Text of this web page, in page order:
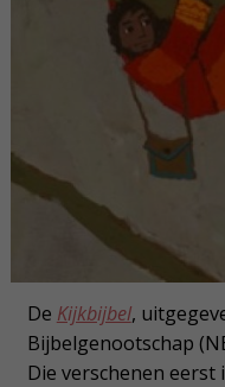
De Kijkbijbel,
Bijbelgenootschap
Die verschenen eerst